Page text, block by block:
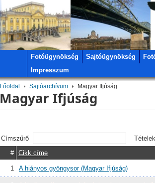
Fotóügynökség Sajtóügynökség
Impresszum
Főoldal Sajtóarchívum Magyar Ifjúság
Magyar Ifjúság
Címszűrő
#
Cikk címe
1 A hiányos gyöngysor (Magyar Ifjúság)